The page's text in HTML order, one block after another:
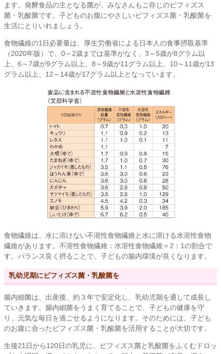
ます。発酵食品の主となる菌が、みなさんもご存じのビフィズス
菌・乳酸菌です。子どものお腹にやさしいビフィズス菌・乳酸菌を
生活にとりいれましょう。
食物繊維の1日必要量は、厚生労働省による日本人の食事摂取基準
（2020年版）で、0～2歳までは基準がなく、3～5歳が8グラム以
上、6～7歳が9グラム以上、8～9歳が11グラム以上、10～11歳が13
グラム以上、12～14歳が17グラム以上となっています。
食物繊維は、水に溶けない不溶性食物繊維と水に溶ける水溶性食物
繊維があります。不溶性食物繊維：水溶性食物繊維＝2：1の割合で
す。バランス良く摂ることで、子どもの腸内環境が良くなります。
乳幼児期にビフィズス菌・乳酸菌を
腸内細菌は、出産後、約３年で安定化し、乳幼児期を通して成長し
ていきます。腸内細菌をうまく育てることで、子どもの健康を守
り、元気な毎日を過ごせるようになります。そのためには、子ども
のお腹に合ったビフィズス菌・乳酸菌を活用することが大切です。
生後21日から120日の乳児に、ビフィズス菌と乳酸菌をふくむドロッ